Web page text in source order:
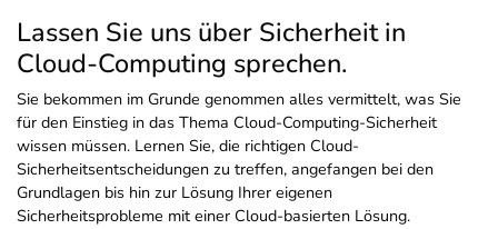
Lassen Sie uns über Sicherheit in
Cloud-Computing sprechen.
Sie bekommen im Grunde genommen alles vermittelt, was Sie
für den Einstieg in das Thema Cloud-Computing-Sicherheit
wissen müssen. Lernen Sie, die richtigen Cloud-
Sicherheitsentscheidungen zu treffen, angefangen bei den
Grundlagen bis hin zur Lösung Ihrer eigenen
Sicherheitsprobleme mit einer Cloud-basierten Lösung.